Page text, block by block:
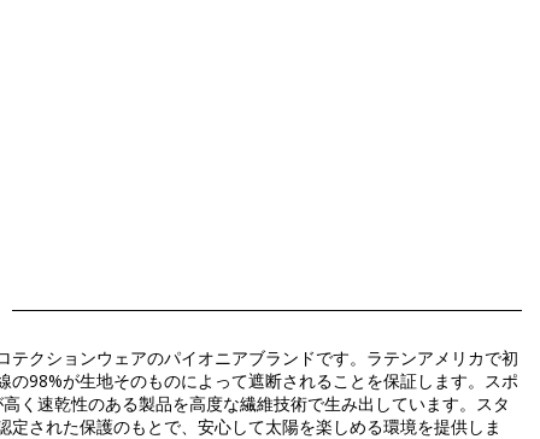
クションウェアのパイオニアブランドです。ラテンアメリカで初
98%が生地そのものによって遮断されることを保証します。スポ
く速乾性のある製品を高度な繊維技術で生み出しています。スタ
された保護のもとで、安心して太陽を楽しめる環境を提供しま